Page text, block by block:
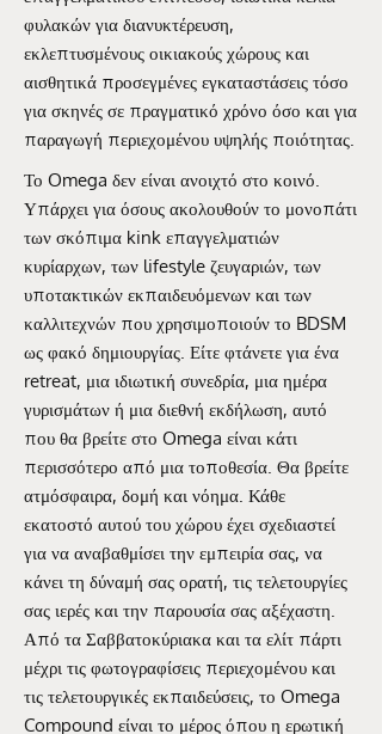
φυλακών για διανυκτέρευση,
εκλεπτυσμένους οικιακούς χώρους και
αισθητικά προσεγμένες εγκαταστάσεις τόσο
για σκηνές σε πραγματικό χρόνο όσο και για
παραγωγή περιεχομένου υψηλής ποιότητας.
Το Omega δεν είναι ανοιχτό στο κοινό.
Υπάρχει για όσους ακολουθούν το μονοπάτι
των σκόπιμα kink επαγγελματιών
κυρίαρχων, των lifestyle ζευγαριών, των
υποτακτικών εκπαιδευόμενων και των
καλλιτεχνών που χρησιμοποιούν το BDSM
ως φακό δημιουργίας. Είτε φτάνετε για ένα
retreat, μια ιδιωτική συνεδρία, μια ημέρα
γυρισμάτων ή μια διεθνή εκδήλωση, αυτό
που θα βρείτε στο Omega είναι κάτι
περισσότερο από μια τοποθεσία. Θα βρείτε
ατμόσφαιρα, δομή και νόημα. Κάθε
εκατοστό αυτού του χώρου έχει σχεδιαστεί
για να αναβαθμίσει την εμπειρία σας, να
κάνει τη δύναμή σας ορατή, τις τελετουργίες
σας ιερές και την παρουσία σας αξέχαστη.
Από τα Σαββατοκύριακα και τα ελίτ πάρτι
μέχρι τις φωτογραφίσεις περιεχομένου και
τις τελετουργικές εκπαιδεύσεις, το Omega
Compound είναι το μέρος όπου η ερωτική